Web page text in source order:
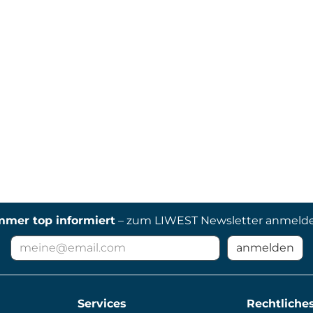
top informiert– zum LIWEST Newsletter
Mail
Adresse
anmelden
Services